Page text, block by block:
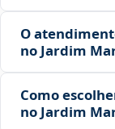
O
no Jardim
Como
no Jardim